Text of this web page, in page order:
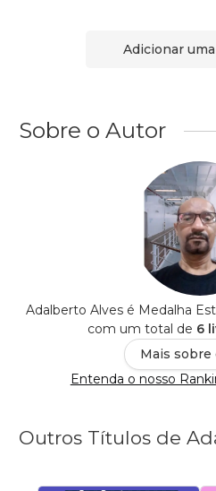
Adicionar
Sobre o Autor
Adalberto Alves é Medalha
com um total de 6
Mais sobre
Entenda o nosso
Outros Títulos de